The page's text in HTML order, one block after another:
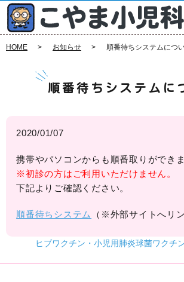
HOME お知らせ 順番待ちシステムにつ
順番待ちシステムに
2020/01/07
携帯やパソコンからも順番取りができま
※初診の方はご利用いただけません。
下記よりご確認ください。
順番待ちシステム （※外部サイトへリ
ヒブワクチン・小児用肺炎球菌ワクチ